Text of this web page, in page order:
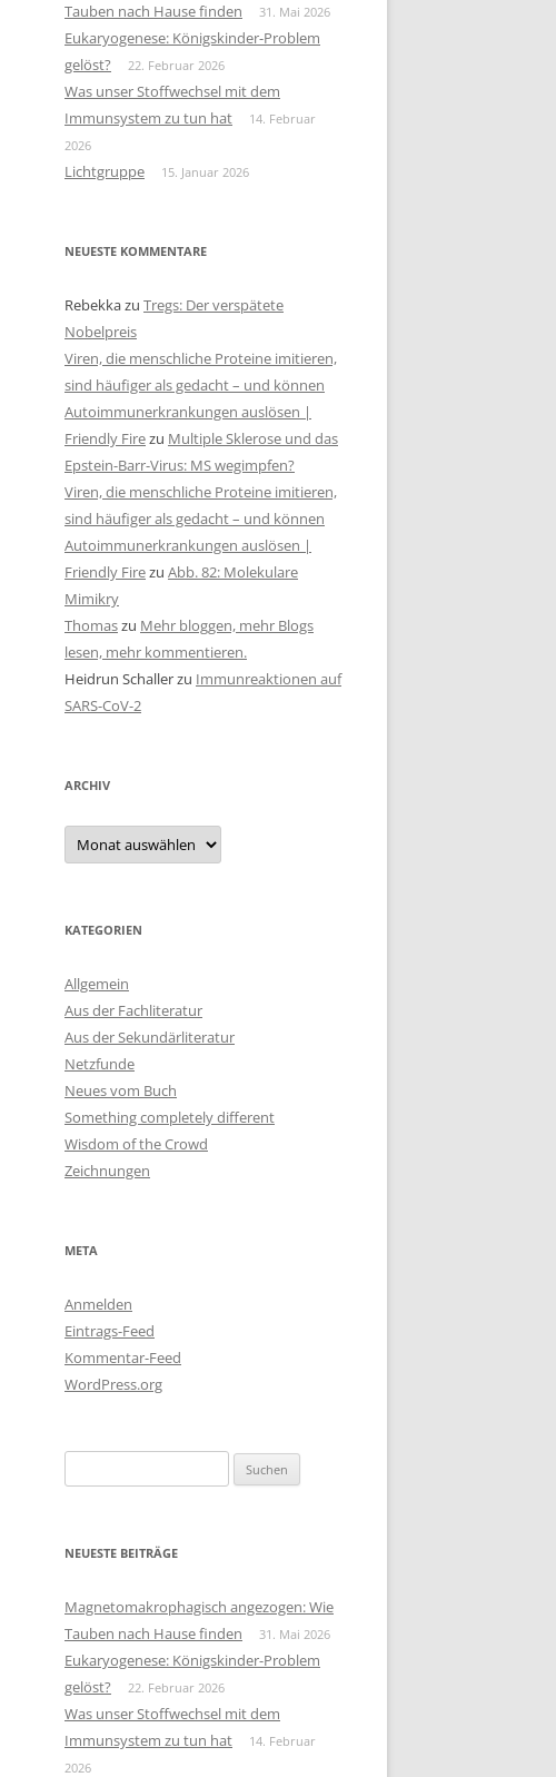
Tauben nach Hause finden
31. Mai 2026
Eukaryogenese: Königskinder-Problem
gelöst?
22. Februar 2026
Was unser Stoffwechsel mit dem
Immunsystem zu tun hat
14. Februar
2026
Lichtgruppe 15. Januar 2026
NEUESTE KOMMENTARE
Rebekkazu Tregs: Der verspätete
Nobelpreis
Viren, die menschliche Proteine imitieren,
sind häufiger als gedacht – und können
Autoimmunerkrankungen auslösen |
Friendly Firezu Multiple Sklerose und das
Epstein-Barr-Virus: MS wegimpfen?
Viren, die menschliche Proteine imitieren,
sind häufiger als gedacht – und können
Autoimmunerkrankungen auslösen |
Friendly Firezu Abb. 82: Molekulare
Mimikry
Thomaszu Mehr bloggen, mehr Blogs
lesen, mehr kommentieren.
Heidrun Schallerzu Immunreaktionen auf
SARS-CoV-2
ARCHIV
Archiv
KATEGORIEN
Allgemein
Aus der Fachliteratur
Aus der Sekundärliteratur
Netzfunde
Neues vom Buch
Something completely different
Wisdom of the Crowd
Zeichnungen
META
Anmelden
Eintrags-Feed
Kommentar-Feed
WordPress.org
nach:
NEUESTE BEITRÄGE
Magnetomakrophagisch angezogen: Wie
Tauben nach Hause finden
31. Mai 2026
Eukaryogenese: Königskinder-Problem
gelöst?
22. Februar 2026
Was unser Stoffwechsel mit dem
Immunsystem zu tun hat
14. Februar
2026